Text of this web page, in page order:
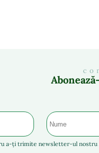
a-ți trimite newsletter-ul nostru